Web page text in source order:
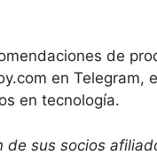
de
en Telegram,
en tecnología.
de sus socios